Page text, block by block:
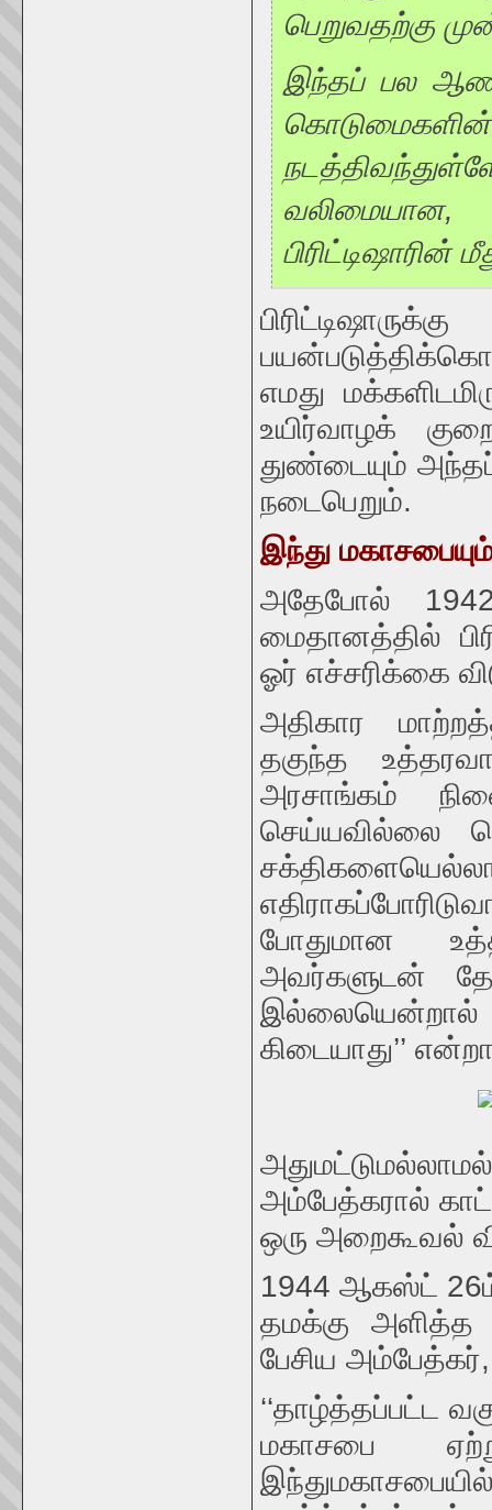
பெறுவதற்கு
இந்தப் பல
எமது
உயிர்வாழக்
துண்டையும் அந்தப்
நடைபெறும்.
இந்து
அதேபோல்
மைதானத்தில்
ஓர் எச்சரிக்கை
அதிகார
தகுந்த
அரசாங்கம்
செய்யவில்லை
போதுமான
அவர்களுடன்
கிடையாது’’
அம்பேத்கரால்
ஒரு அறைகூவல்
1944 ஆகஸ்ட்
தமக்கு அளித்த
பேசிய அம்பேத்கர்,
‘‘தாழ்த்தப்பட்ட
மகாசபை